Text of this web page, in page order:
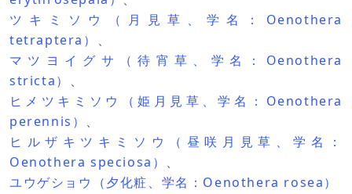
ツキミソウ（月見草、学名：Oenothera
tetraptera）
、
マツヨイグサ（待宵草、学名：Oenothera
stricta） 、
ヒメツキミソウ（姫月見草、学名：Oenothera
perennis） 、
ヒルザキツキミソウ（昼咲月見草、学名：
Oenothera speciosa） 、
ユウゲショウ（夕化粧、学名：Oenothera rosea）